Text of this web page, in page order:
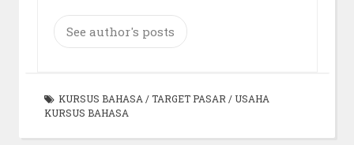
See author's posts
KURSUS BAHASA/TARGET PASAR/ USAHA
KURSUS BAHASA